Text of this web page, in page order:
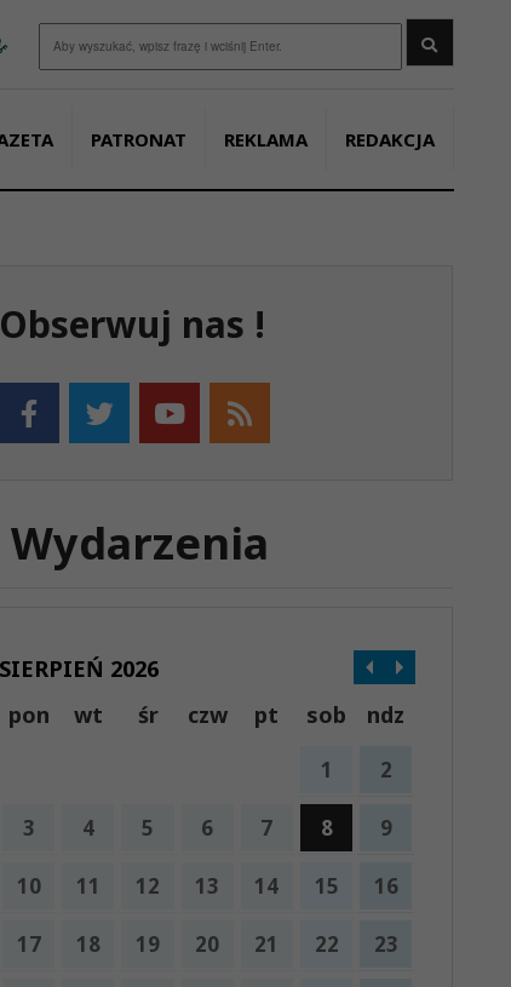
PATRONAT REKLAMA REDAKCJA
Obserwuj nas !
Wydarzenia
SIERPIEŃ 2026
pon
wt śr czw pt sob ndz
1 2
3 4 5 6 7 8 9
10 11 12 13 14 15 16
17 18 19 20 21 22 23